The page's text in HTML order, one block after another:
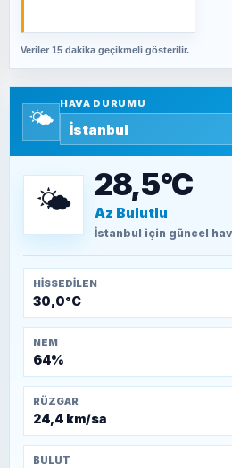
SAVAŞ ŞAHİN
SEYFULLAH ÇİÇEK
TEOMAN ALPASLAN
Kütahya-Eskişehir
Veriler 15 dakika geçikmeli gösterilir.
🌤️
HAVA DURUMU
🌤️ 28,5°C
Az Bulutlu
İstanbul için güncel
HISSEDILEN
30,0°C
NEM
64%
RÜZGAR
24,4 km/sa
BULUT